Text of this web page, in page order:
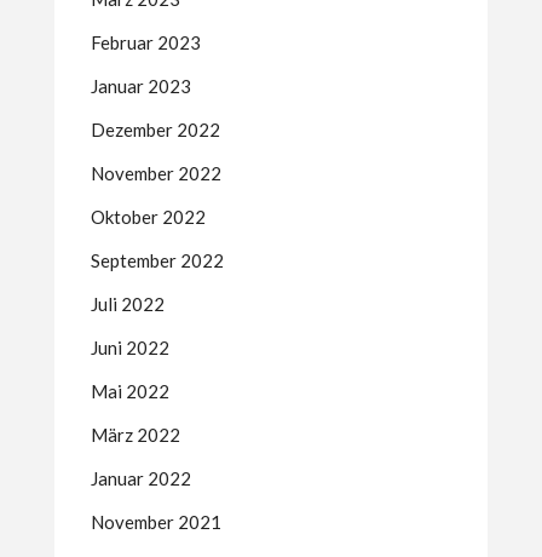
Februar 2023
Januar 2023
Dezember 2022
November 2022
Oktober 2022
September 2022
Juli 2022
Juni 2022
Mai 2022
März 2022
Januar 2022
November 2021